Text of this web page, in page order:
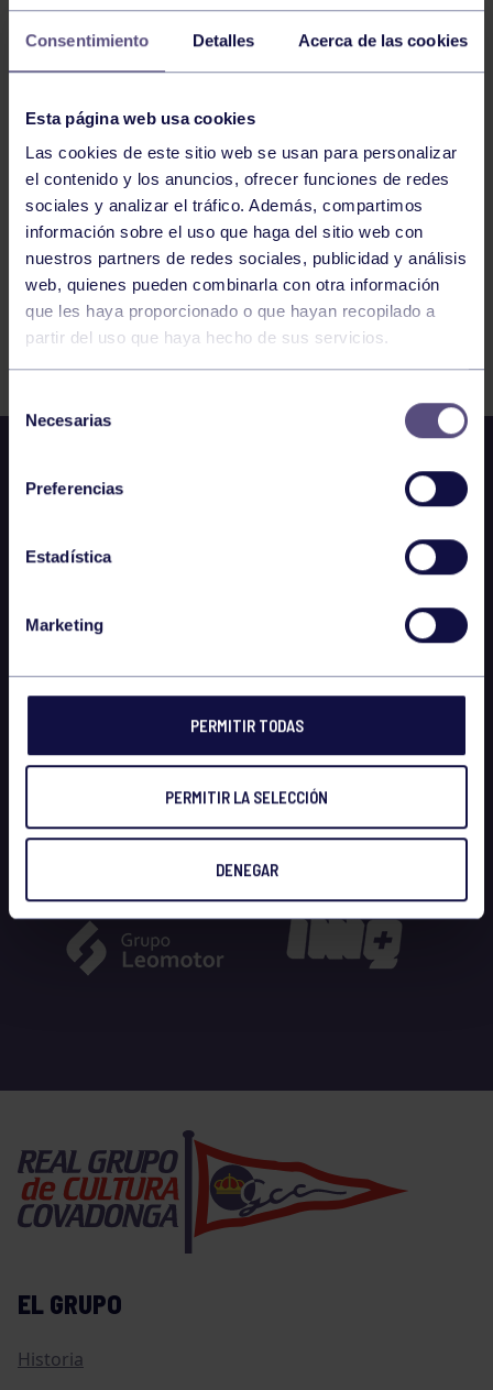
Consentimiento Detalles Acerca de las cookies
Esta página web usa cookies
Las cookies de este sitio web se usan para personalizar
el contenido y los anuncios, ofrecer funciones de redes
sociales y analizar el tráfico. Además, compartimos
información sobre el uso que haga del sitio web con
nuestros partners de redes sociales, publicidad y análisis
web, quienes pueden combinarla con otra información
que les haya proporcionado o que hayan recopilado a
partir del uso que haya hecho de sus servicios.
Necesarias
Preferencias
Estadística
Marketing
PERMITIR TODAS
PERMITIR LA SELECCIÓN
DENEGAR
ABSOLUTO FEMENINO
1 3
EL GRUPO
Historia